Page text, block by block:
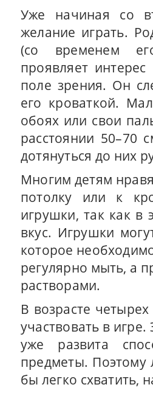
Уже начиная со
желание играть.
(со временем
проявляет
поле зрения. Он
его кроваткой.
обоях или свои
расстоянии 50–70
дотянуться до них
Многим детям
потолку или к
игрушки, так как в
вкус. Игрушки
которое
регулярно мыть, а
растворами.
В возрасте
участвовать в
уже развита
предметы.
бы легко схватить,